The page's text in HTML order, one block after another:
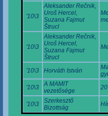
'10\3
Aleksander Rečnik,
Uroš Hercel,
Suzana Fajmut
Štrucl
'10\3
Aleksander Rečnik,
Uroš Hercel,
Suzana Fajmut
Štrucl
'10\3 Horváth István
'10\3
A MAMIT
vezetősége
'10\3
Szerkesztő
Bizottság